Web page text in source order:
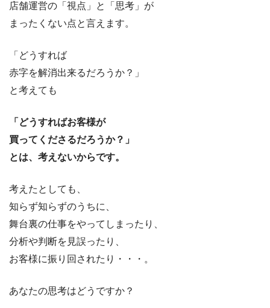
店舗運営の「視点」と「思考」が
まったくない点と言えます。
「どうすれば
赤字を解消出来るだろうか？」
と考えても
「どうすればお客様が
買ってくださるだろうか？」
とは、考えないからです。
考えたとしても、
知らず知らずのうちに、
舞台裏の仕事をやってしまったり、
分析や判断を見誤ったり、
お客様に振り回されたり・・・。
あなたの思考はどうですか？